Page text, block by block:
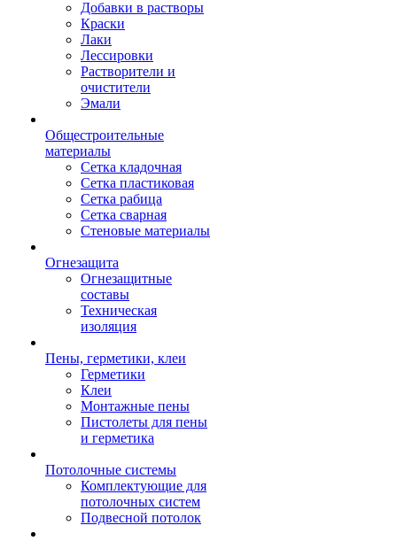
Добавки в растворы
Краски
Лаки
Лессировки
Растворители и
очистители
Эмали
Общестроительные
материалы
Сетка кладочная
Сетка пластиковая
Сетка рабица
Сетка сварная
Стеновые материалы
Огнезащита
Огнезащитные
составы
Техническая
изоляция
Пены, герметики, клеи
Герметики
Клеи
Монтажные пены
Пистолеты для пены
и герметика
Потолочные системы
Комплектующие для
потолочных систем
Подвесной потолок